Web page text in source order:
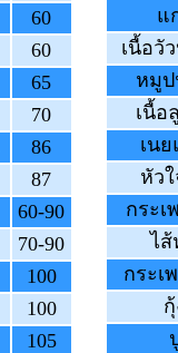
60
60
65
70
86
87
60-90
70-90
100
100
105
แ
เนื้อวั
หมู
เนื้อ
เน
หัว
กระเ
ไ
กระเ